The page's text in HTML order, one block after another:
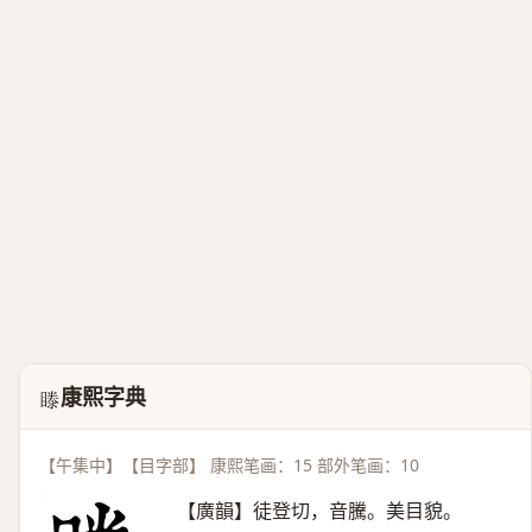
𥉋 康熙字典
【午集中】【目字部】 康熙笔画：15 部外笔画：10
【廣韻】徒登切，音騰。美目貌。